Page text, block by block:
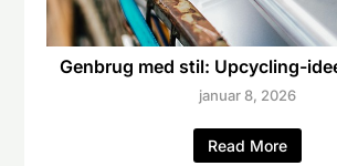
Genbrug med stil: Upcycling-
januar 8, 2026
Read More